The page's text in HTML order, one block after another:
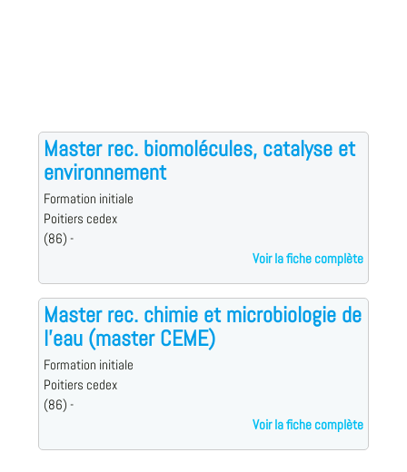
Master rec. biomolécules, catalyse et
environnement
Formation initiale
Poitiers cedex
(86) -
Voir la fiche complète
Master rec. chimie et microbiologie de
l'eau (master CEME)
Formation initiale
Poitiers cedex
(86) -
Voir la fiche complète